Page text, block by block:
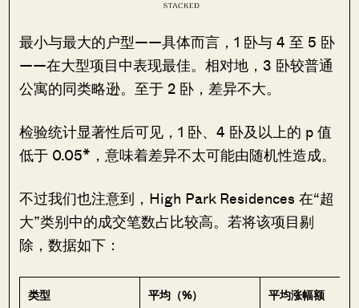
最小与最大的户型——具体而言，1 卧与 4 至 5 卧
——在大型项目中表现最佳。相对地，3 卧较普通
公寓的同类略逊。至于 2 卧，差异不大。
检验统计显著性后可见，1 卧、4 卧及以上的 p 值
低于 0.05*，意味着差异不太可能由随机性造成。
不过我们也注意到，High Park Residences 在“超
大”类别中的成交笔数占比较高。若将该项目剔
除，数据如下：
类型 平均（%） 平均涨幅额